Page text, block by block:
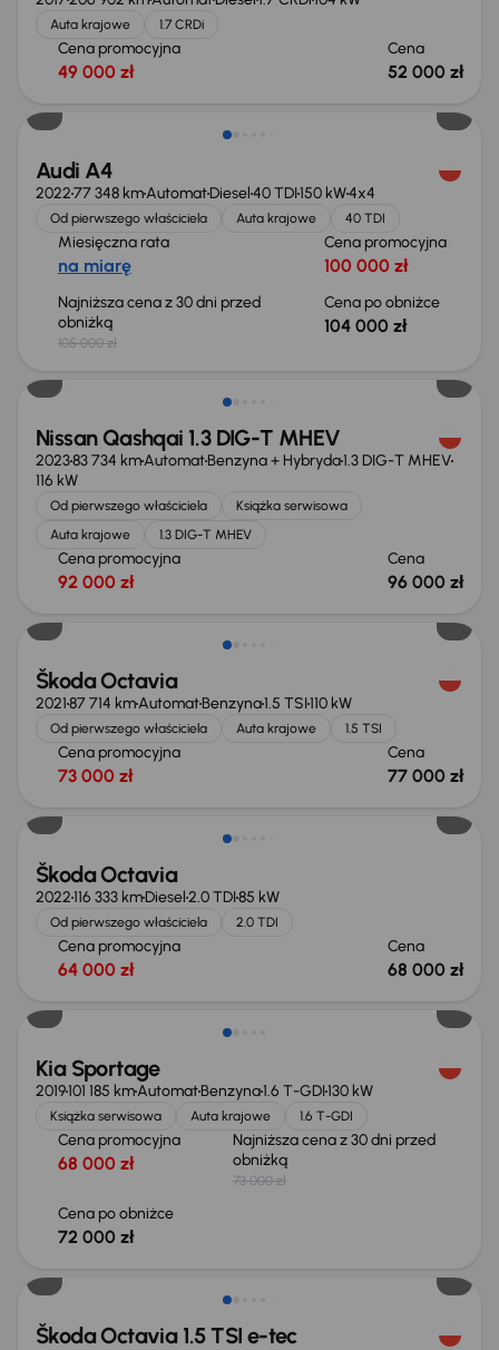
Auta krajowe 1.7 CRDi
Cena promocyjna
49 000 zł
Cena
52 000 zł
Taniej o 1 000 zł
Audi A4
202277 348 kmAutomatDiesel40 TDI150 kW4x4
Od pierwszego właściciela Auta krajowe 40 TDI
Miesięczna rata
na miarę
Cena promocyjna
100 000 zł
Najniższa cena z 30 dni przed
obniżką
105 000 zł
Cena po obniżce
104 000 zł
Możliwość odliczenia VAT
Nissan Qashqai 1.3 DIG-T MHEV
202383 734 kmAutomatBenzyna + Hybryda1.3 DIG-T MHEV
116 kW
Od pierwszego właściciela
Książka serwisowa
Auta krajowe
1.3 DIG-T MHEV
Cena promocyjna
92 000 zł
Cena
96 000 zł
Możliwość odliczenia VAT
Škoda Octavia
202187 714 kmAutomatBenzyna1.5 TSI110 kW
Od pierwszego właściciela Auta krajowe 1.5 TSI
Cena promocyjna
73 000 zł
Cena
77 000 zł
Możliwość odliczenia VAT
Škoda Octavia
2022116 333 kmDiesel2.0 TDI85 kW
Od pierwszego właściciela 2.0 TDI
Cena promocyjna
64 000 zł
Cena
68 000 zł
Taniej o 1 000 zł
Kia Sportage
2019101 185 kmAutomatBenzyna1.6 T-GDI130 kW
Książka serwisowa Auta krajowe 1.6 T-GDI
Cena promocyjna
68 000 zł
Najniższa cena z 30 dni przed
obniżką
73 000 zł
Cena po obniżce
72 000 zł
Škoda Octavia 1.5 TSI e-tec